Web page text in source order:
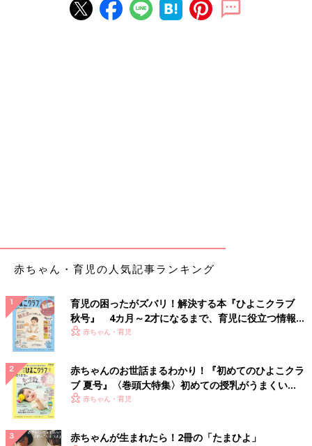
赤ちゃん・育児の人気記事ランキング
育児の困ったがズバリ！解決する本『ひよこクラブ
秋号』 4カ月～2才になるまで、育児に役立つ情報が
いっぱい！
赤ちゃん・育児
赤ちゃんのお世話まるわかり！『初めてのひよこクラ
ブ 夏号』〈巻頭大特集〉初めての授乳がうまくい
く！ おっぱい・ミルクの基本と夏のトラブル 解決テ
赤ちゃん・育児
赤ちゃんが生まれたら！2冊の「たまひよ」